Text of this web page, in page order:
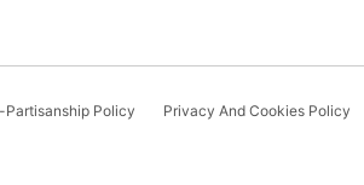
Partisanship Policy Privacy And Cookies Policy